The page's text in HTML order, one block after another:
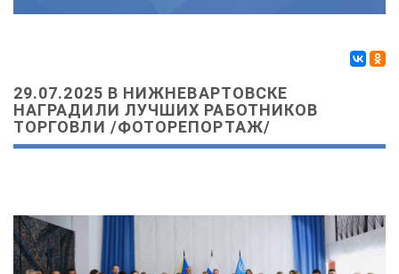
29.07.2025 В НИЖНЕВАРТОВСКЕ
НАГРАДИЛИ ЛУЧШИХ РАБОТНИКОВ
ТОРГОВЛИ /ФОТОРЕПОРТАЖ/
Поделиться